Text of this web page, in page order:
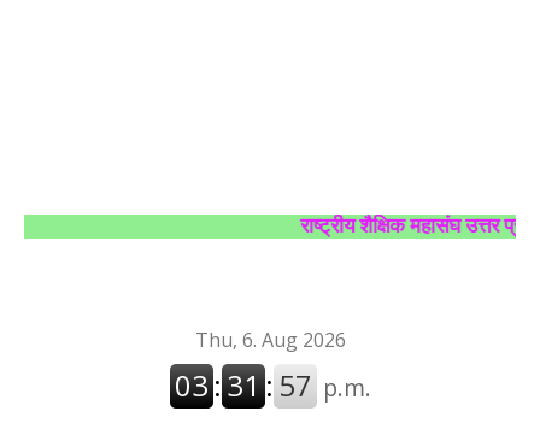
राष्ट्रीय शैक्षिक महासंघ उत्तर प्रदेश